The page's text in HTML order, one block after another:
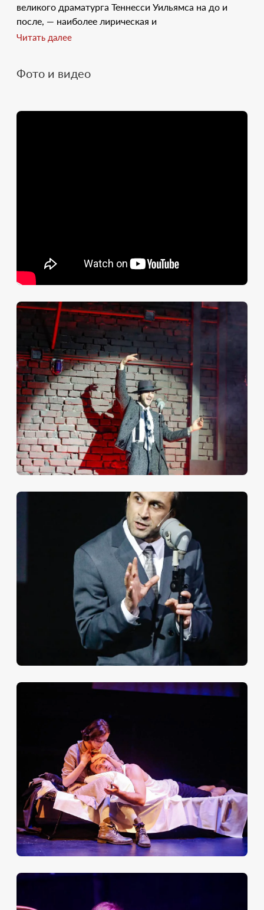
великого драматурга Теннесси Уильямса на до и
после, — наиболее лирическая и
автобиографическая его пьеса. Главный герой - Том -
замкнутой сестры, и в то же время он действует как
Крупнейший американский театральный критик
форме пьеса «Стеклянный зверинец» более чем
проста... Содержание тоже отличается простотой и
ясностью. Ничего, казалось бы, не происходит: мать
безуспешно пытается найти для дочери поклонника
- вот и все. Но написано это с такой нежностью, с
таким состраданием, с таким глубинным
постижением характеров, так мастерски прописан
фон - огромный равнодушный мир, окружающий
персонажей, - что пьеса поражает силой и
точностью показа человеческих взаимоотношений.
Хрупкая, как стеклянные игрушки, в которых
находит утешение, одинокая девушка; пьеса вместе
с тем обладает пружинящей силой - силой правды».
СПЕКТАКЛЬ ИДЁТ НА МАЛОЙ СЦЕНЕ, ВХОД В
ЗРИТЕЛЬНЫЙ ЗАЛ ПОСЛЕ НАЧАЛА СПЕКТАКЛЯ
НЕ ДОПУСКАЕТСЯ.
Читать далее
Фото и видео